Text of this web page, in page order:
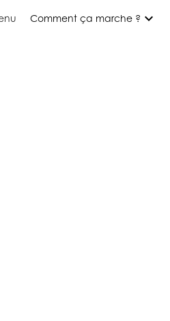
Comment ça marche ? expand_more